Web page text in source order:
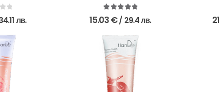
5 лв. 5.00 out of 5
15.03€/ 29.4 лв.